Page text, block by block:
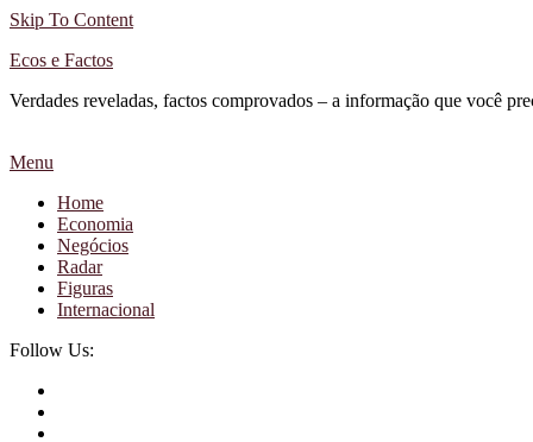
Skip To Content
Ecos e Factos
Verdades reveladas, factos comprovados – a informação que você
Menu
Home
Economia
Negócios
Radar
Figuras
Internacional
Follow Us: